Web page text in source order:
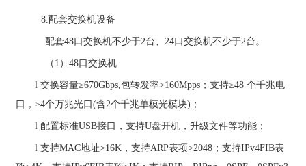
8.配套交换机设备
配套48口交换机不少于2台、24口交换机不少于2台。
（1）48口交换机
l交换容量≥670Gbps,包转发率>160Mpps ；支持≥48个千兆电
口，≥4个万兆光口(含2个千兆单模光模块) ；
l配置标准USB接口，支持U盘开机，升级文件等功能；
l支持MAC地址>16K ，支持ARP表项>2048 ；支持IPv4FIB表